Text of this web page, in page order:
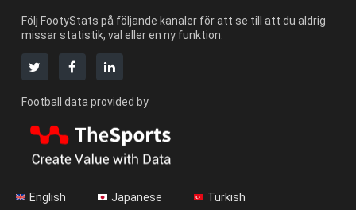
Följ FootyStats på följande kanaler för att se till att du aldrig
missar statistik, val eller en ny funktion.
Football data provided by
English Japanese Turkish